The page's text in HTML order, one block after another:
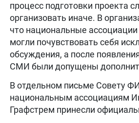
процесс подготовки проекта
организовать иначе. В
что национальные
могли почувствовать себя
обсуждения, а после
СМИ были допущены
В отдельном письме Совету
национальным ассоциациям
Графстрем принесли